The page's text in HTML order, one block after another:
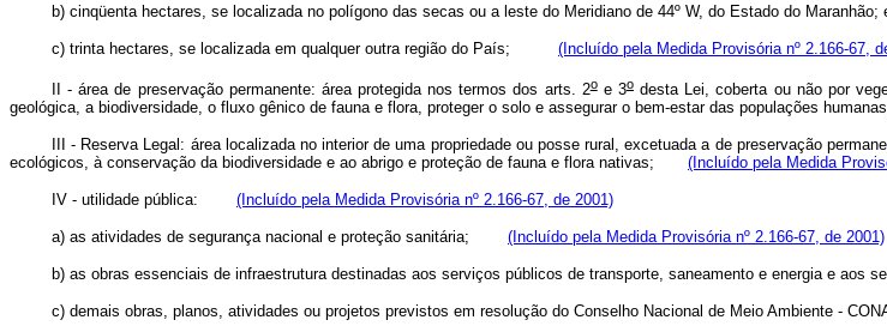
b) cinqüenta hectares, se localizada no polígono das secas ou a leste do Meridiano de 44º W, do Estado do
c) trinta hectares, se localizada em qualquer outra região do País; (Incluído pela Medida Provisória nº 2.166-67,
II - área de preservação permanente: área protegida nos termos dos arts. 2oe 3o desta Lei, coberta ou não por
geológica, a biodiversidade, o fluxo gênico de fauna e flora, proteger o solo e assegurar o bem-estar das populações
III - Reserva Legal: área localizada no interior de uma propriedade ou posse rural, excetuada a de preservação
ecológicos, à conservação da biodiversidade e ao abrigo e proteção de fauna e flora nativas; (Incluído pela Medida
IV - utilidade pública: (Incluído pela Medida Provisória nº 2.166-67, de 2001)
a) as atividades de segurança nacional e proteção sanitária; (Incluído pela Medida Provisória nº 2.166-67, de 2001)
b) as obras essenciais de infraestrutura destinadas aos serviços públicos de transporte, saneamento e energia e
c) demais obras, planos, atividades ou projetos previstos em resolução do Conselho Nacional de Meio Ambiente -